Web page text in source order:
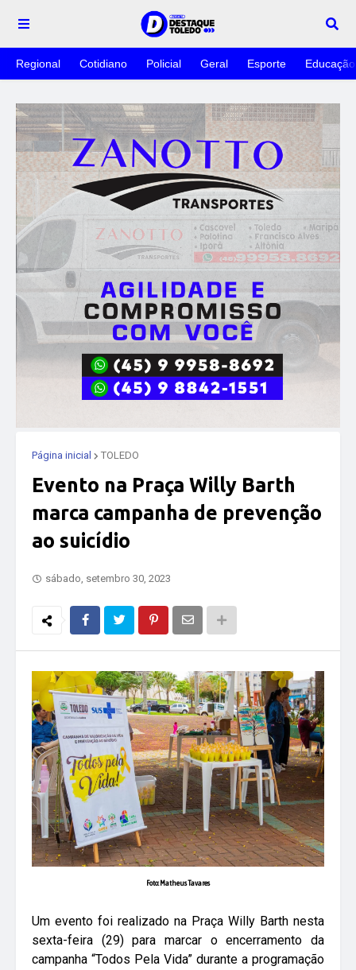
Regional Cotidiano Policial Geral Esporte Educação
Página inicial TOLEDO
Evento na Praça Willy Barth
marca campanha de prevenção
ao suicídio
sábado, setembro 30, 2023
Foto: Matheus Tavares
Um evento foi realizado na Praça Willy Barth nesta
sexta-feira (29) para marcar o encerramento da
campanha “Todos Pela Vida” durante a programação